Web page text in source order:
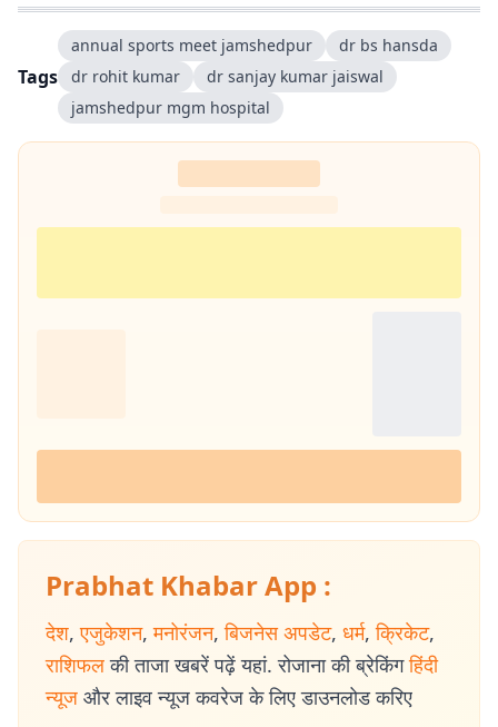
Tags
annual sports meet jamshedpur
dr bs hansda
dr rohit kumar
dr sanjay kumar jaiswal
jamshedpur mgm hospital
Prabhat Khabar App :
देश, एजुकेशन, मनोरंजन, बिजनेस अपडेट, धर्म, क्रिकेट,
राशिफल की ताजा खबरें पढ़ें यहां. रोजाना की ब्रेकिंग हिंदी
न्यूज और लाइव न्यूज कवरेज के लिए डाउनलोड करिए